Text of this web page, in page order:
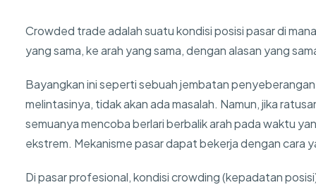
Crowded trade adalah suatu kondisi posisi pasar di
yang sama, ke arah yang sama, dengan alasan yang
Bayangkan ini seperti sebuah jembatan
melintasinya, tidak akan ada masalah. Namun, jika
semuanya mencoba berlari berbalik arah pada waktu
ekstrem. Mekanisme pasar dapat bekerja dengan cara
Di pasar profesional, kondisi crowding (kepadatan